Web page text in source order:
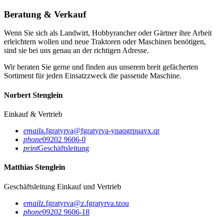
Beratung & Verkauf
Wenn Sie sich als Landwirt, Hobbyrancher oder Gärtner ihre Arbeit
erleichtern wollen und neue Traktoren oder Maschinen benötigen,
sind sie bei uns genau an der richtigen Adresse.
Wir beraten Sie gerne und finden aus unserem breit gefächerten
Sortiment für jeden Einsatzzweck die passende Maschine.
Norbert Stenglein
Einkauf & Vertrieb
emaila.fgratyrva@fgratyrva-ynaqgrpuavx.qr
phone09202 9606-0
printGeschäftsleitung
Matthias Stenglein
Geschäftsleitung Einkauf und Vertrieb
emailz.fgratyrva@z.fgratyrva.tzou
phone09202 9606-18